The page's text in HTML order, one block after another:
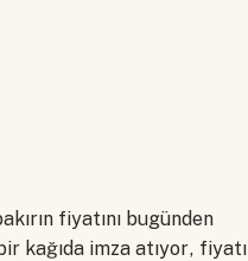
fiyatını bugünden
kağıda imza atıyor, fiyatı